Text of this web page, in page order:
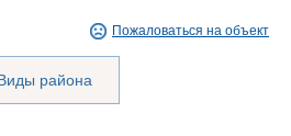
Пожаловаться на объект
района